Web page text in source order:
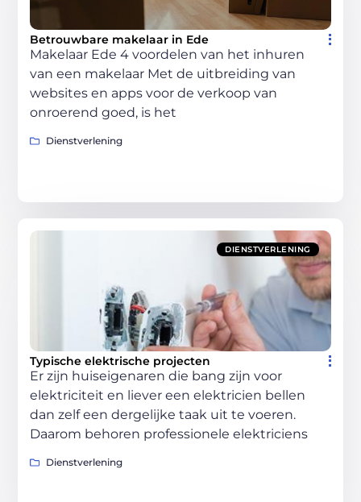
Betrouwbare makelaar in Ede
Makelaar Ede 4 voordelen van het inhuren
van een makelaar Met de uitbreiding van
websites en apps voor de verkoop van
onroerend goed, is het
Dienstverlening
DIENSTVERLENING
Typische elektrische projecten
Er zijn huiseigenaren die bang zijn voor
elektriciteit en liever een elektricien bellen
dan zelf een dergelijke taak uit te voeren.
Daarom behoren professionele elektriciens
Dienstverlening